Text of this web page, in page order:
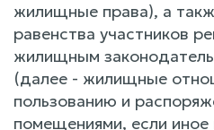
жилищные права), а
равенства участников
жилищным
(далее - жилищные
пользованию и
помещениями, если иное